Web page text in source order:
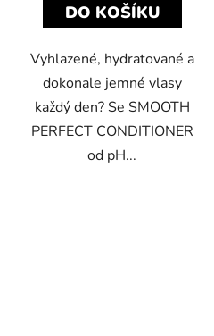
DO KOŠÍKU
Vyhlazené, hydratované a
dokonale jemné vlasy
každý den? Se SMOOTH
PERFECT CONDITIONER
od pH...